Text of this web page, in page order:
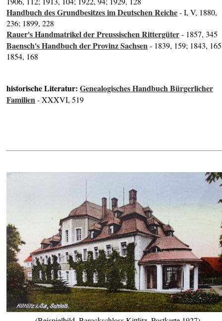
Handbuch des Grundbesitzes im Deutschen Reiche- I, V, 1880,
236; 1899, 228
Rauer's Handmatrikel der Preussischen Rittergüter- 1857, 345
Baensch's Handbuch der Provinz Sachsen- 1839, 159; 1843,
1854, 168
historische Literatur:Genealogisches Handbuch Bürgerlicher
Familien- XXXVI, 519